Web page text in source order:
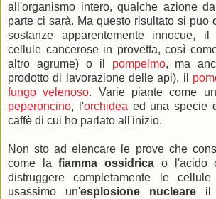
all'organismo intero, qualche azione
parte ci sarà. Ma questo risultato si puo
sostanze apparentemente innocue, il
cellule cancerose in provetta, così
altro agrume) o il pompelmo, ma
prodotto di lavorazione delle api), il
fungo velenoso. Varie piante come
peperoncino, l'orchidea ed una specie
caffè di cui ho parlato all'inizio.
Non sto ad elencare le prove che
come lafiamma ossidrica o l'acido
distruggere completamente le cellule
usassimo un'esplosione nucleare il